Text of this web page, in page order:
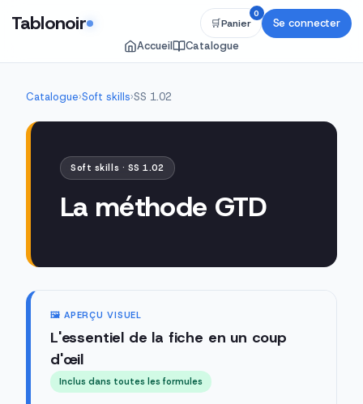
Tablonoir
Accueil Catalogue
🛒Panier
0
Se connecter
Catalogue›Soft skills›SS 1.02
Soft skills · SS 1.02
La méthode GTD
🖼️ APERÇU VISUEL
L'essentiel de la fiche en un coup
d'œil
Inclus dans toutes les formules